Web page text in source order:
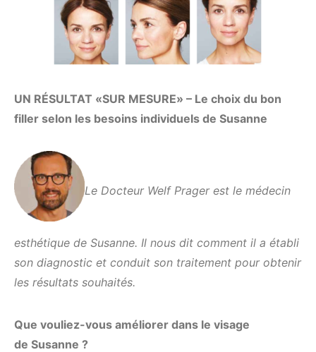
UN RÉSULTAT «SUR MESURE» – Le choix du bon
filler selon les besoins individuels de Susanne
Le Docteur Welf Prager est le médecin
esthétique de Susanne. Il nous dit comment il a établi
son diagnostic et conduit son traitement pour obtenir
les résultats souhaités.
Que vouliez-vous améliorer dans le visage
de Susanne ?